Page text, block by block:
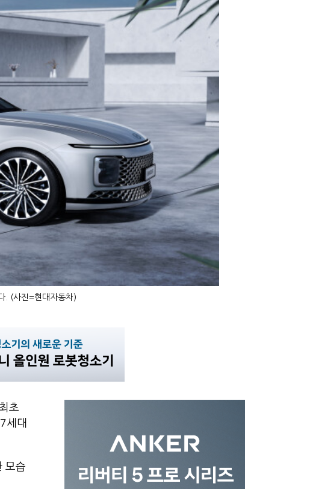
. (사진=현대자동차)
초
세대
모습